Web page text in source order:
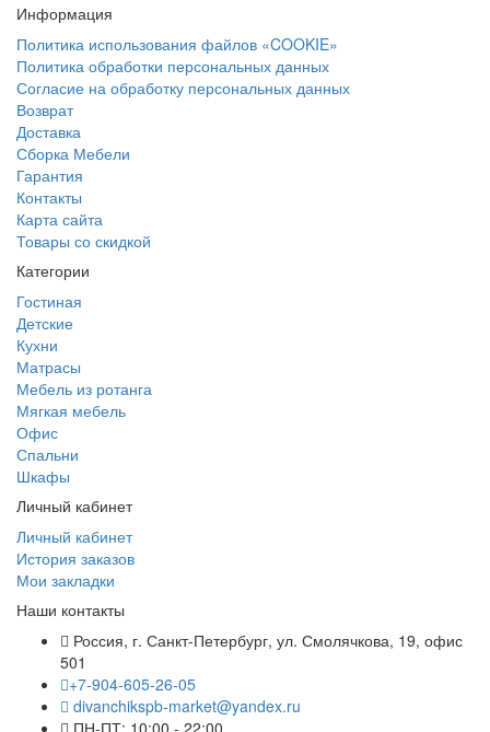
Информация
Политика использования файлов «COOKIE»
Политика обработки персональных данных
Согласие на обработку персональных данных
Возврат
Доставка
Сборка Мебели
Гарантия
Контакты
Карта сайта
Товары со скидкой
Категории
Гостиная
Детские
Кухни
Матрасы
Мебель из ротанга
Мягкая мебель
Офис
Спальни
Шкафы
Личный кабинет
Личный кабинет
История заказов
Мои закладки
Наши контакты
Россия, г. Санкт-Петербург, ул. Смолячкова, 19, офис
501
+7-904-605-26-05
divanchikspb-market@yandex.ru
ПН-ПТ: 10:00 - 22:00